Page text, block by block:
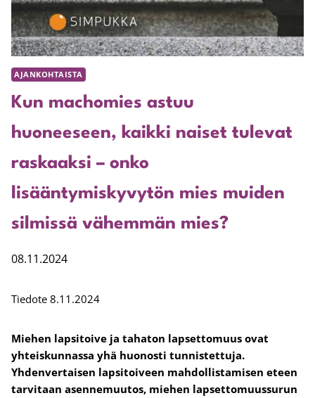
AJANKOHTAISTA
Kun machomies astuu
huoneeseen, kaikki naiset tulevat
raskaaksi – onko
lisääntymiskyvytön mies muiden
silmissä vähemmän mies?
08.11.2024
Tiedote 8.11.2024
Miehen lapsitoive ja tahaton lapsettomuus ovat
yhteiskunnassa yhä huonosti tunnistettuja.
Yhdenvertaisen lapsitoiveen mahdollistamisen eteen
tarvitaan asennemuutos, miehen lapsettomuussurun